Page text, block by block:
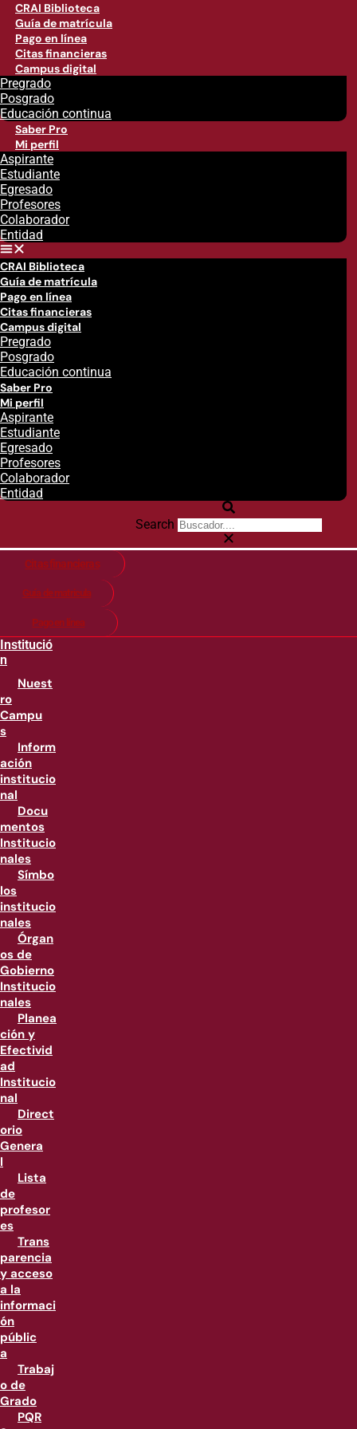
CRAI Biblioteca
Guía de matrícula
Pago en línea
Citas financieras
Campus digital
Pregrado
Posgrado
Educación continua
Saber Pro
Mi perfil
Aspirante
Estudiante
Egresado
Profesores
Colaborador
Entidad
CRAI Biblioteca
Guía de matrícula
Pago en línea
Citas financieras
Campus digital
Pregrado
Posgrado
Educación continua
Saber Pro
Mi perfil
Aspirante
Estudiante
Egresado
Profesores
Colaborador
Entidad
Search
Citas financieras
Guía de matricula
Pago en línea
Institució
n
Nuest
ro
Campu
s
Inform
ación
institucio
nal
Docu
mentos
Institucio
nales
Símbo
los
institucio
nales
Órgan
os de
Gobierno
Institucio
nales
Planea
ción y
Efectivid
ad
Institucio
nal
Direct
orio
Genera
l
Lista
de
profesor
es
Trans
parencia
y acceso
a la
informaci
ón
públic
a
Trabaj
o de
Grado
PQR